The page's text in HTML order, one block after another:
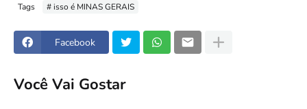
Tags # isso é MINAS GERAIS
Facebook
Você Vai Gostar